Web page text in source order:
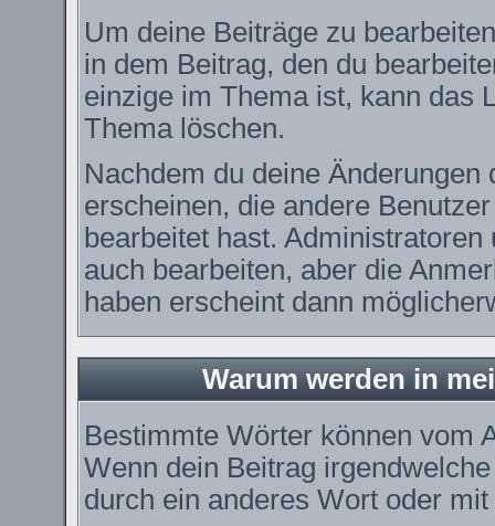
Um deine Beiträge zu
in dem Beitrag, den du
einzige im Thema ist, kann das
Thema löschen.
Nachdem du deine
erscheinen, die andere
bearbeitet hast.
auch bearbeiten, aber die
haben erscheint dann
Warum werden in
Bestimmte Wörter können vom
Wenn dein Beitrag
durch ein anderes Wort oder